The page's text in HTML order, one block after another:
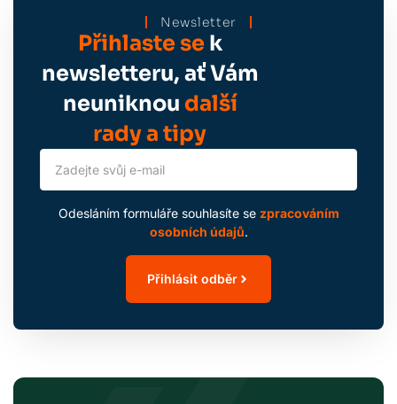
Newsletter
Přihlaste sek
newsletteru, ať Vám
neuniknou další
rady a tipy
Odesláním formuláře souhlasíte se zpracováním
osobních údajů.
Přihlásit odběr